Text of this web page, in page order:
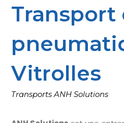
Transport
Vitrolles
Transports ANH Solutions